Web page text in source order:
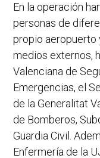
En la operación
personas de
propio aeropuerto
medios externos,
Valenciana de
Emergencias, el
de la Generalitat
de Bomberos,
Guardia Civil.
Enfermería de la